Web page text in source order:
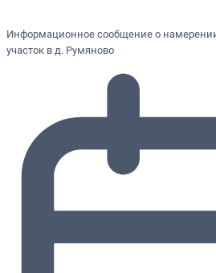
Информационное сообщение о
участок в д. Румяново